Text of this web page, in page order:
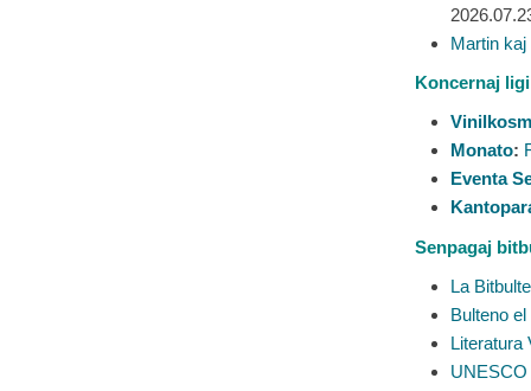
Martin kaj
Koncernaj
Monato:
Eventa
Senpagaj
La
Bulteno
Literatura